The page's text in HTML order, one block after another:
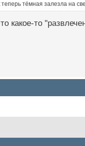
теперь тёмная залезла на
какое-то